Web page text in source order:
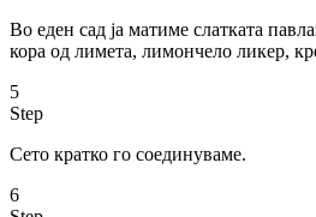
Во еден сад ја матиме слатката
кора од лимета, лимончело ликер,
5
Step
Сето кратко го соединуваме.
6